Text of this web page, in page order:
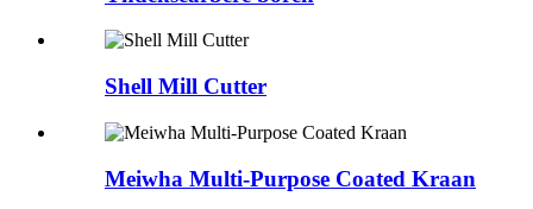
Shell Mill Cutter
Meiwha Multi-Purpose Coated Kraan